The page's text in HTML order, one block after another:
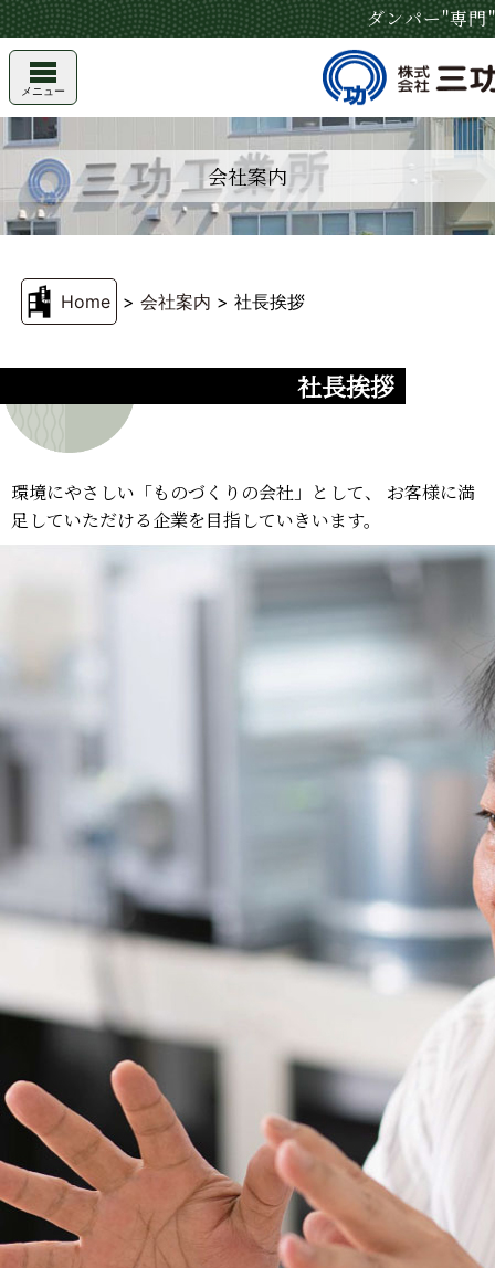
ダンパー"専門
メニュー
会社案内
Home >会社案内 >社長挨拶
社長挨拶
環境にやさしい「ものづくりの会社」として、
お客様に満
足していただける企業を目指していきいます。